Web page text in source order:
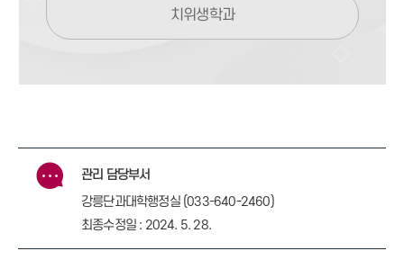
치위생학과
관리 담당부서
강릉단과대학행정실 (033-640-2460)
최종수정일 : 2024. 5. 28.